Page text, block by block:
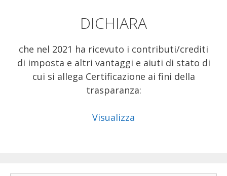
DICHIARA
che nel 2021 ha ricevuto i contributi/crediti
di imposta e altri vantaggi e aiuti di stato di
cui si allega Certificazione ai fini della
trasparanza:
Visualizza